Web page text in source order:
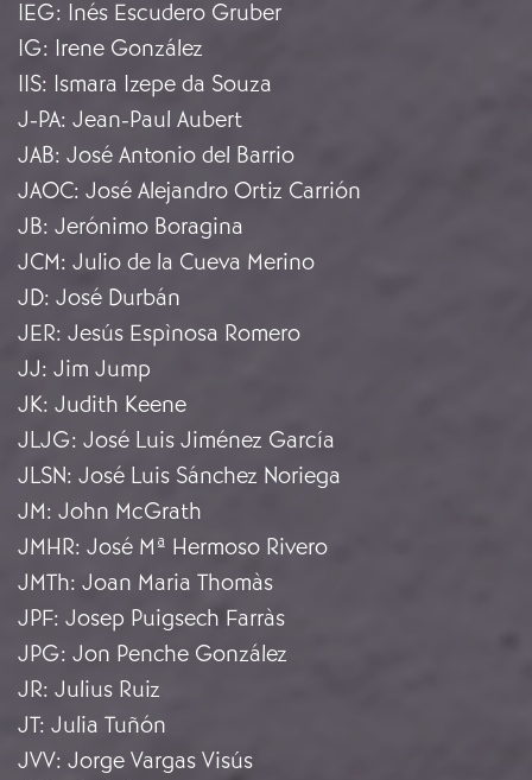
IEG: Inés Escudero Gruber
IG: Irene González
IIS: Ismara Izepe da Souza
J-PA: Jean-Paul Aubert
JAB: José Antonio del Barrio
JAOC: José Alejandro Ortiz Carrión
JB: Jerónimo Boragina
JCM: Julio de la Cueva Merino
JD: José Durbán
JER: Jesús Espìnosa Romero
JJ: Jim Jump
JK: Judith Keene
JLJG: José Luis Jiménez García
JLSN: José Luis Sánchez Noriega
JM: John McGrath
JMHR: José Mª Hermoso Rivero
JMTh: Joan Maria Thomàs
JPF: Josep Puigsech Farràs
JPG: Jon Penche González
JR: Julius Ruiz
JT: Julia Tuñón
JVV: Jorge Vargas Visús